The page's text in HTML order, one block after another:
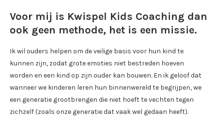
Voor mij is Kwispel Kids Coaching dan
ook geen methode, het is een missie.
Ik wil ouders helpen om de veilige basis voor hun kind te
kunnen zijn, zodat grote emoties niet bestreden hoeven
worden en een kind op zijn ouder kan bouwen. En ik geloof dat
wanneer we kinderen leren hun binnenwereld te begrijpen, we
een generatie grootbrengen die niet hoeft te vechten tegen
zichzelf (zoals onze generatie dat vaak wel gedaan heeft).